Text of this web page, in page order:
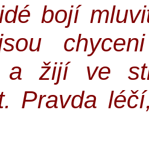
bojí
a žijí ve
Pravda